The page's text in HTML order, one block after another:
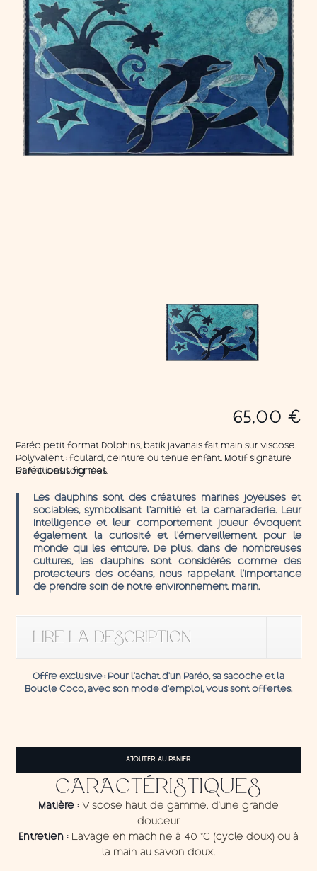
65,00 €
Paréo petit format Dolphins, batik javanais fait main sur viscose.
Polyvalent : foulard, ceinture ou tenue enfant. Motif signature
et finitions soignées.
Paréo petit format
Les dauphins sont des créatures marines joyeuses et
sociables, symbolisant l’amitié et la camaraderie. Leur
intelligence et leur comportement joueur évoquent
également la curiosité et l’émerveillement pour le
monde qui les entoure. De plus, dans de nombreuses
cultures, les dauphins sont considérés comme des
protecteurs des océans, nous rappelant l’importance
de prendre soin de notre environnement marin.
LIRE LA DESCRIPTION
Offre exclusive: Pour l’achat d’un Paréo, sa sacoche et la
Boucle Coco,avec son mode d'emploi, vous sont offertes.
Pareo
Dolphins
AJOUTER AU PANIER
CARACTÉRISTIQUES
Matière : Viscose haut de gamme, d'une grande
douceur
Entretien : Lavage en machine à 40 °C (cycle doux) ou à
la main au savon doux.